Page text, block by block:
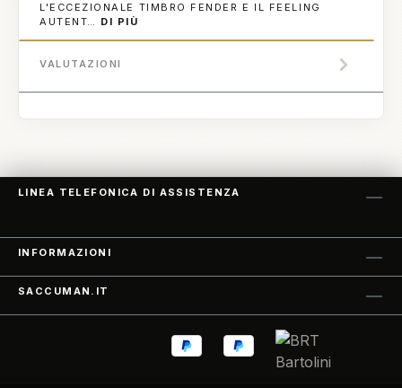
L'ECCEZIONALE TIMBRO FENDER E IL FEELING
AUTENT… DI PIÙ
VALUTAZIONI
LINEA TELEFONICA DI ASSISTENZA
INFORMAZIONI
SACCUMAN.IT